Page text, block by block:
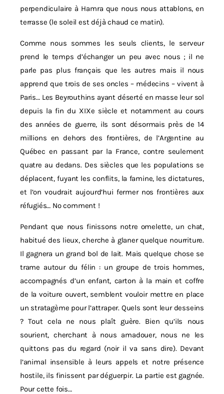
perpendiculaire à Hamra que nous nous attablons, en
terrasse (le soleil est déjà chaud ce matin).
Comme nous sommes les seuls clients, le serveur
prend le temps d’échanger un peu avec nous ; il ne
parle pas plus français que les autres mais il nous
apprend que trois de ses oncles – médecins – vivent à
Paris… Les Beyrouthins ayant déserté en masse leur sol
depuis la fin du XIXe siècle et notamment au cours
des années de guerre, ils sont désormais près de 14
millions en dehors des frontières, de l’Argentine au
Québec en passant par la France, contre seulement
quatre au dedans. Des siècles que les populations se
déplacent, fuyant les conflits, la famine, les dictatures,
et l’on voudrait aujourd’hui fermer nos frontières aux
réfugiés… No comment !
Pendant que nous finissons notre omelette, un chat,
habitué des lieux, cherche à glaner quelque nourriture.
Il gagnera un grand bol de lait. Mais quelque chose se
trame autour du félin : un groupe de trois hommes,
accompagnés d’un enfant, carton à la main et coffre
de la voiture ouvert, semblent vouloir mettre en place
un stratagème pour l’attraper. Quels sont leur desseins
? Tout cela ne nous plaît guère. Bien qu’ils nous
sourient, cherchant à nous amadouer, nous ne les
quittons pas du regard (noir il va sans dire). Devant
l’animal insensible à leurs appels et notre présence
hostile, ils finissent par déguerpir. La partie est gagnée.
Pour cette fois…